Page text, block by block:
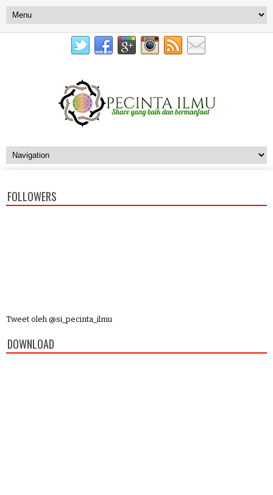
FOLLOWERS
Tweet oleh @si_pecinta_ilmu
DOWNLOAD